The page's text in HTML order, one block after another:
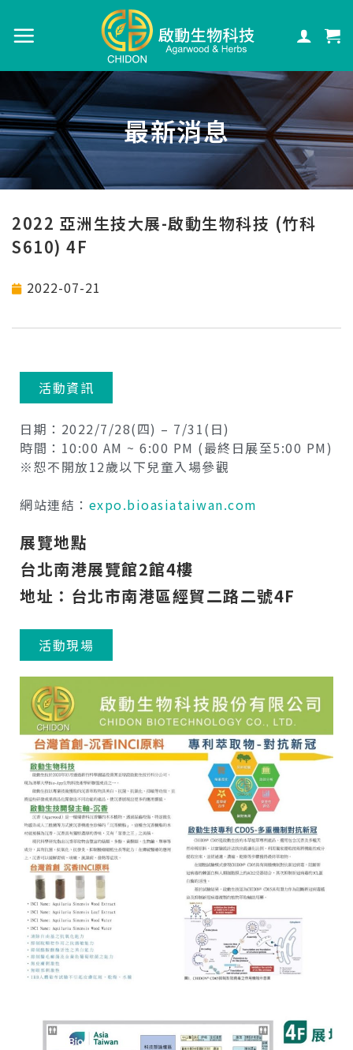
最新消息
2022 亞洲生技大展-啟動生物科技 (竹科
S610) 4F
2022-07-21
活動資訊
日期：2022/7/28(四) – 7/31(日)
時間：10:00 AM ~ 6:00 PM (最終日展至5:00 PM)
※恕不開放12歲以下兒童入場參觀
網站連結： expo.bioasiataiwan.com
展覽地點
台北南港展覽館2館4樓
地址：台北市南港區經貿二路二號4F
活動現場